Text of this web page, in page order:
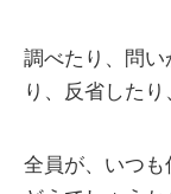
調べたり、問
り、反省したり
全員が、いつ